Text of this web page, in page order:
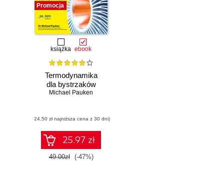
Promocja
książka ebook
Termodynamika
dla bystrzaków
Michael Pauken
(24,50 zł najniższa cena z 30 dni)
25.97 zł
49.00zł (-47%)